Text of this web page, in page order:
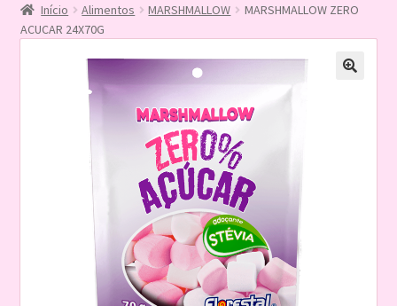
Lista de Desejos
Minha conta
Início Alimentos MARSHMALLOW
MARSHMALLOW ZERO
ACUCAR 24X70G